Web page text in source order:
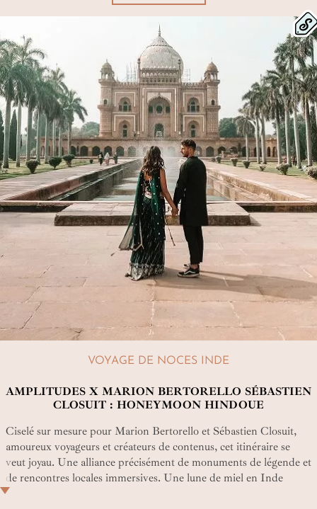
VOYAGE DE NOCES INDE
AMPLITUDES X MARION BERTORELLO SÉBASTIEN
CLOSUIT : HONEYMOON HINDOUE
Ciselé sur mesure pour Marion Bertorello et Sébastien Closuit,
amoureux voyageurs et créateurs de contenus, cet itinéraire se
veut joyau. Une alliance précisément de monuments de légende et
de rencontres locales immersives. Une lune de miel en Inde
sensible, atypique dont vous allez adorer les mille et une petites